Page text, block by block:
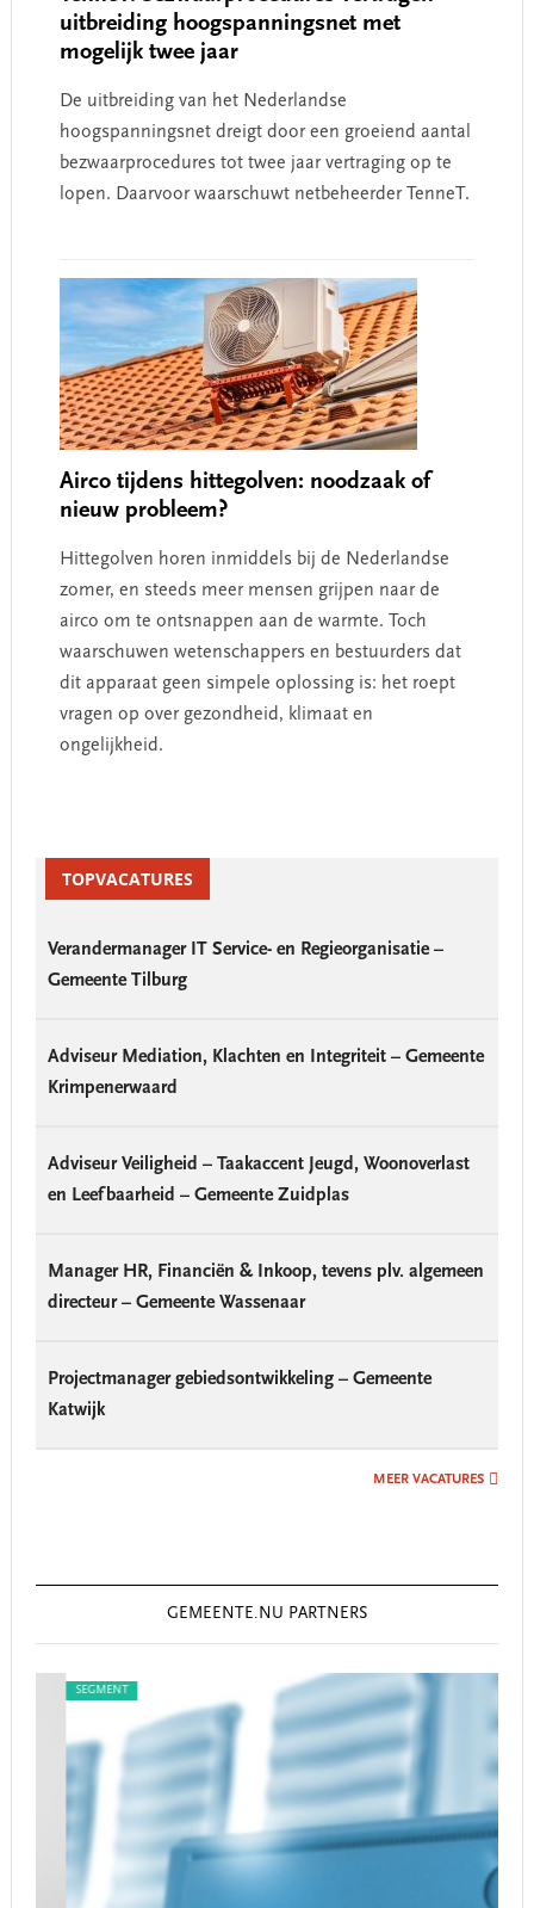
uitbreiding hoogspanningsnet met
mogelijk twee jaar
De uitbreiding van het Nederlandse
hoogspanningsnet dreigt door een groeiend aantal
bezwaarprocedures tot twee jaar vertraging op te
lopen. Daarvoor waarschuwt netbeheerder TenneT.
Airco tijdens hittegolven: noodzaak of
nieuw probleem?
Hittegolven horen inmiddels bij de Nederlandse
zomer, en steeds meer mensen grijpen naar de
airco om te ontsnappen aan de warmte. Toch
waarschuwen wetenschappers en bestuurders dat
dit apparaat geen simpele oplossing is: het roept
vragen op over gezondheid, klimaat en
ongelijkheid.
SidebarTOPVACATURES
Verandermanager IT Service- en Regieorganisatie –
Gemeente Tilburg
Adviseur Mediation, Klachten en Integriteit – Gemeente
Krimpenerwaard
Adviseur Veiligheid – Taakaccent Jeugd, Woonoverlast
en Leefbaarheid – Gemeente Zuidplas
Manager HR, Financiën & Inkoop, tevens plv. algemeen
directeur – Gemeente Wassenaar
Projectmanager gebiedsontwikkeling – Gemeente
Katwijk
MEER VACATURES
GEMEENTE.NU PARTNERS
SEGMENT